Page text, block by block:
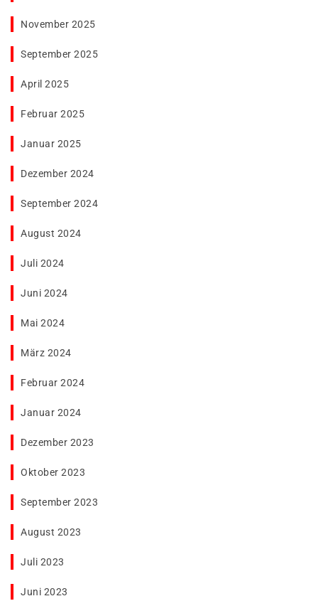
November 2025
September 2025
April 2025
Februar 2025
Januar 2025
Dezember 2024
September 2024
August 2024
Juli 2024
Juni 2024
Mai 2024
März 2024
Februar 2024
Januar 2024
Dezember 2023
Oktober 2023
September 2023
August 2023
Juli 2023
Juni 2023